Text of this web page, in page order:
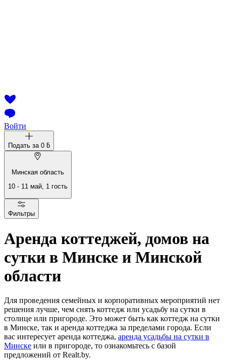
Войти
Подать за 0 ƃ
Минская область
10 - 11 май, 1 гость
Фильтры
Аренда коттеджей, домов на
сутки в Минске и Минской
области
Для проведения семейных и корпоративных мероприятий нет
решения лучше, чем снять коттедж или усадьбу на сутки в
столице или пригороде. Это может быть как коттедж на сутки
в Минске, так и аренда коттеджа за пределами города. Если
вас интересует аренда коттеджа, аренда усадьбы на сутки в
Минске или в пригороде, то ознакомьтесь с базой
предложений от Realt.by.